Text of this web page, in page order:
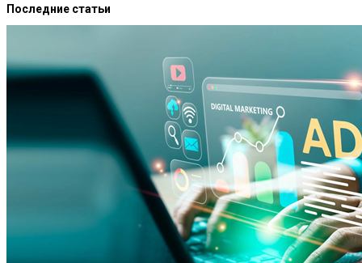
Последние статьи